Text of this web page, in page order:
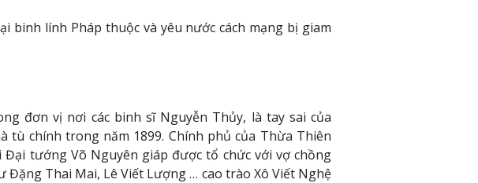
binh lính Pháp thuộc và yêu nước cách mạng bị giam
đơn vị nơi các binh sĩ Nguyễn Thủy, là tay sai của
tù chính trong năm 1899. Chính phủ của Thừa Thiên
tướng Võ Nguyên giáp được tổ chức với vợ chồng
Đặng Thai Mai, Lê Viết Lượng … cao trào Xô Viết Nghệ